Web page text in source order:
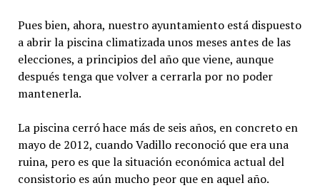
Pues bien, ahora, nuestro ayuntamiento está dispuesto
a abrir la piscina climatizada unos meses antes de las
elecciones, a principios del año que viene, aunque
después tenga que volver a cerrarla por no poder
mantenerla.
La piscina cerró hace más de seis años, en concreto en
mayo de 2012, cuando Vadillo reconoció que era una
ruina, pero es que la situación económica actual del
consistorio es aún mucho peor que en aquel año.